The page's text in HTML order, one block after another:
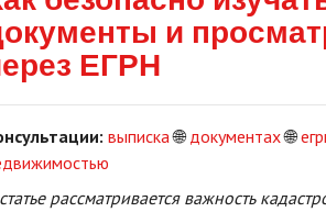
и
ЕГРН
выписка🌐документах🌐
рассматривается важность